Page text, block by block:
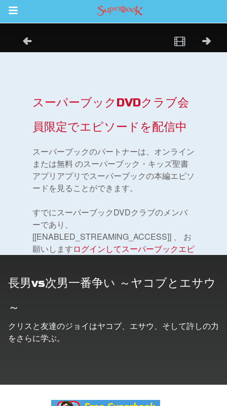
Return to Content
スーパーブックDVDクラブ会
員限定でエピソードを配信中
スーパーブックのパートナーは、オンライン
または無料 のスーパーブック・キッズ聖書
アプリアプリでスーパーブックの本編エピソ
ードを見ることができます。
すでにスーパーブックDVDクラブのメンバ
ーであり、
[[ENABLED_STREAMING_ACCESS]] 、 お
願いしますログインしてスーパーブックエピ
もっと見る
長男vs次男一番争い ～ヤコブとエサウ
～
クリスと友達のジョイはヤコブ、エサウ、そして許しの力
をさらに学ぶ。